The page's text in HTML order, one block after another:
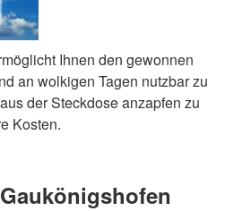
Ihnen den gewonnen
an wolkigen Tagen nutzbar zu
der Steckdose anzapfen zu
Kosten.